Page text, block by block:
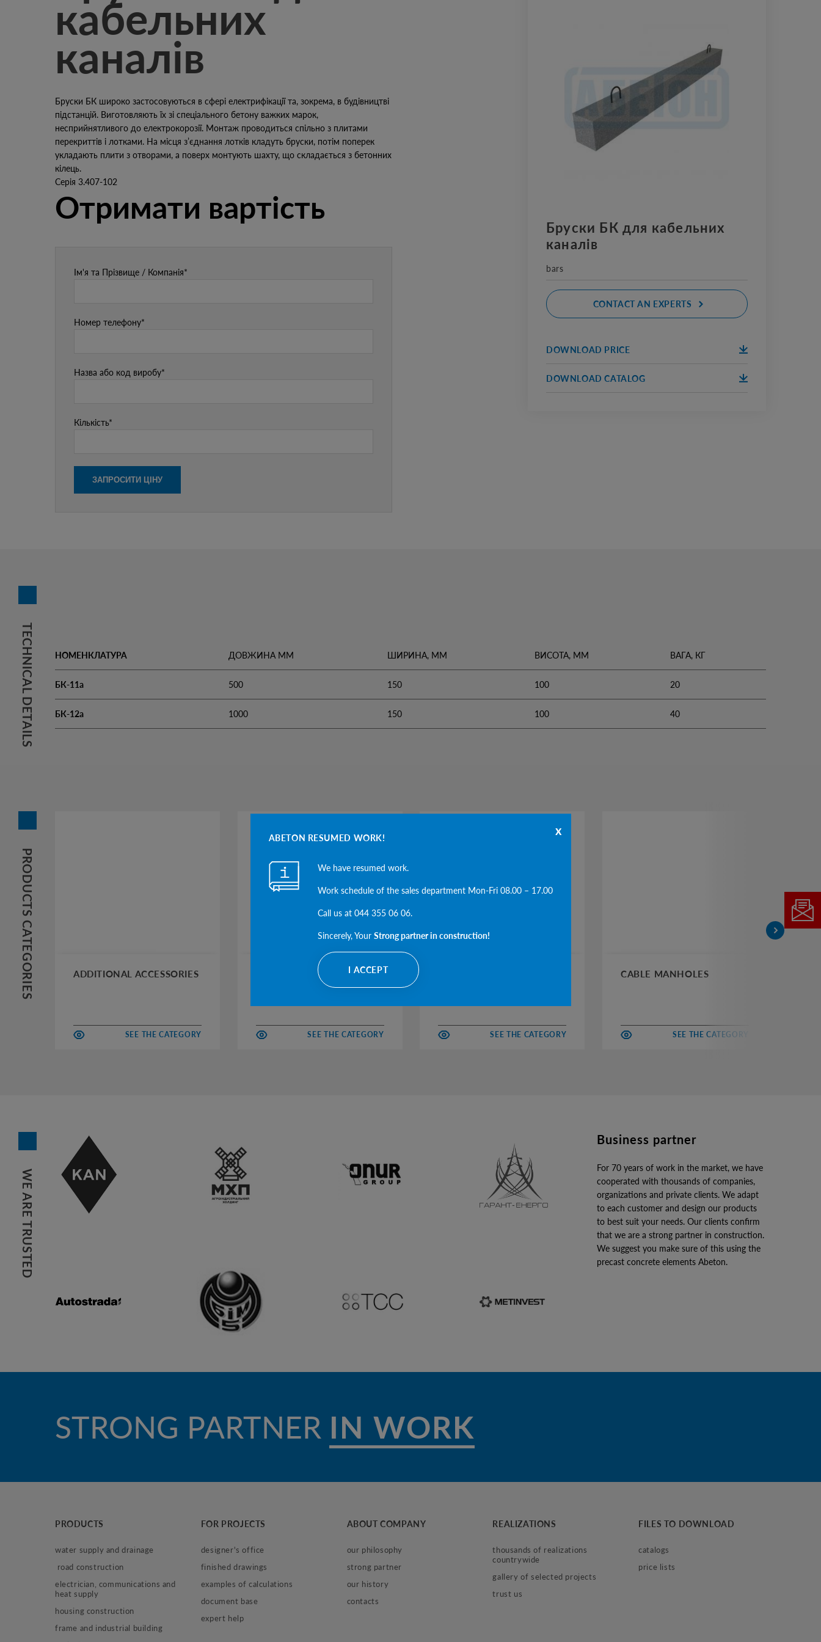
x
ABETON RESUMED WORK!
We have resumed work.
Work schedule of the sales department Mon-Fri 08.00 – 17.00
Call us at 044 355 06 06.
Sincerely, Your Strong partner in construction!
I ACCEPT
кабельних
каналів
Бруски БК широко застосовуються в сфері електрифікації та, зокрема, в будівництві
підстанцій. Виготовляють їх зі спеціального бетону важких марок,
несприйнятливого до електрокорозії. Монтаж проводиться спільно з плитами
перекриттів і лотками. На місця з’єднання лотків кладуть бруски, потім поперек
укладають плити з отворами, а поверх монтують шахту, що складається з бетонних
кілець.
Серія 3.407-102
Отримати вартість
Ім'я та Прізвище / Компанія*
Номер телефону*
Назва або код виробу*
Кількість*
Бруски БК для кабельних
каналів
bars
CONTACT AN EXPERTS
DOWNLOAD PRICE
DOWNLOAD CATALOG
TECHNICAL DETAILS НОМЕНКЛАТУРА ДОВЖИНА ММ ШИРИНА, ММ ВИСОТА, ММ ВАГА, КГ
БК-11а 500 150 100 20
БК-12а 1000 150 100 40
PRODUCTS CATEGORIES ADDITIONAL ACCESSORIES
SEE THE CATEGORY
AUTO PAVILIONS
SEE THE CATEGORY SEE THE CATEGORY
CABLE MANHOLES
SEE THE CATEGORY
WE ARE TRUSTED
Business partner
For 70 years of work in the market, we have
cooperated with thousands of companies,
organizations and private clients. We adapt
to each customer and design our products
to best suit your needs. Our clients confirm
that we are a strong partner in construction.
We suggest you make sure of this using the
precast concrete elements Abeton.
STRONG PARTNER IN CO
PRODUCTS
water supply and drainage
road construction
electrician, communications and
heat supply
housing construction
frame and industrial building
FOR PROJECTS
designer's office
finished drawings
examples of calculations
document base
expert help
ABOUT COMPANY
our philosophy
strong partner
our history
contacts
REALIZATIONS
thousands of realizations
countrywide
gallery of selected projects
trust us
FILES TO DOWNLOAD
catalogs
price lists